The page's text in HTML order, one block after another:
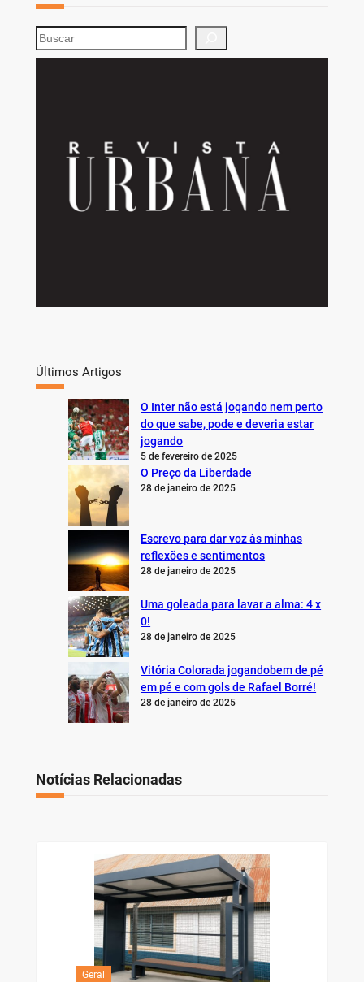
S
e
Últimos Artigos
O Inter não está jogando nem perto
do que sabe, pode e deveria estar
jogando
5 de fevereiro de 2025
O Preço da Liberdade
28 de janeiro de 2025
Escrevo para dar voz às minhas
reflexões e sentimentos
28 de janeiro de 2025
Uma goleada para lavar a alma: 4 x
0!
28 de janeiro de 2025
Vitória Colorada jogandobem de pé
em pé e com gols de Rafael Borré!
28 de janeiro de 2025
Notícias Relacionadas
Geral